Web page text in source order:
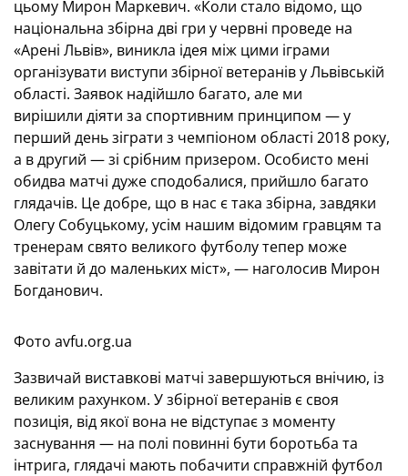
цьому Мирон Маркевич. «Коли стало відомо, що
національна збірна дві гри у червні проведе на
«Арені Львів», виникла ідея між цими іграми
організувати виступи збірної ветеранів у Львівській
області. Заявок надійшло багато, але ми
вирішили діяти за спортивним принципом — у
перший день зіграти з чемпіоном області 2018 року,
а в другий — зі срібним призером. Особисто мені
обидва матчі дуже сподобалися, прийшло багато
глядачів. Це добре, що в нас є така збірна, завдяки
Олегу Собуцькому, усім нашим відомим гравцям та
тренерам свято великого футболу тепер може
завітати й до маленьких міст», — наголосив Мирон
Богданович.
Фото avfu.org.ua
Зазвичай виставкові матчі завершуються внічию, із
великим рахунком. У збірної ветеранів є своя
позиція, від якої вона не відступає з моменту
заснування — на полі повинні бути боротьба та
інтрига, глядачі мають побачити справжній футбол